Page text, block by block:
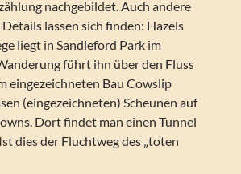
nachgebildet. Auch andere
lassen sich finden: Hazels
liegt in Sandleford Park im
führt ihn über den Fluss
eingezeichneten Bau Cowslip
(eingezeichneten) Scheunen auf
Dort findet man einen Tunnel
dies der Fluchtweg des „toten